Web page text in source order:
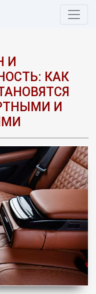
И
КАК
И